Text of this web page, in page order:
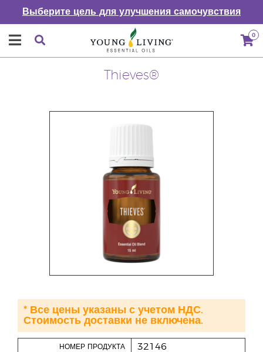
Выберите цель для улучшения самочувствия
0
Thieves®
НОМЕР ПРОДУКТА 32146
* Все цены указаны с учетом НДС.
Стоимость доставки не включена.